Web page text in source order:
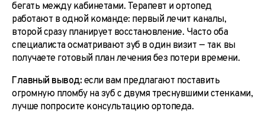
бегать между кабинетами. Терапевт и ортопед
работают в одной команде: первый лечит каналы,
второй сразу планирует восстановление. Часто оба
специалиста осматривают зуб в один визит — так вы
получаете готовый план лечения без потери времени.
Главный вывод:если вам предлагают поставить
огромную пломбу на зуб с двумя треснувшими стенками,
лучше попросите консультацию ортопеда.